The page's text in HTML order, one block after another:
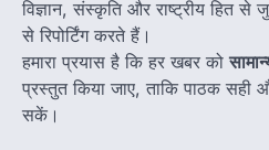
विज्ञान, संस्कृति और राष्ट्रीय हित से
से रिपोर्टिंग करते हैं।
हमारा प्रयास है कि हर खबर को
प्रस्तुत किया जाए, ताकि पाठक सही
सकें।